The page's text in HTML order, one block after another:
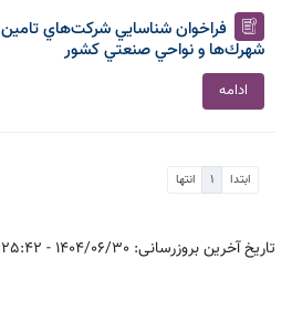
بازدید معاون وزیر صمت با همراهی
در شهرک صنعتی
افتتاح کارخانه شیمی گستر آرمند
فراخوان شناسايي شركت‌هاي
شهرك‌ها و نواحي صنعتي كشور
ادامه
ابتدا 1 انتها
تاریخ آخرین بروزرسانی: 1404/06/30 - 08:25:42